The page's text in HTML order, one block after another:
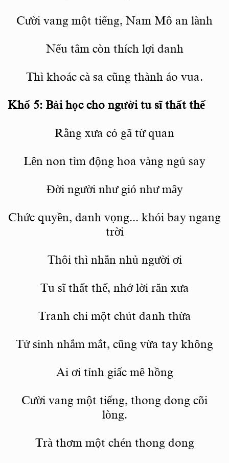
Cười vang một tiếng, Nam Mô an lành
Nếu tâm còn thích lợi danh
Thì khoác cà sa cũng thành áo vua.
Khổ 5: Bài học cho người tu sĩ thất thế
Rằng xưa có gã từ quan
Lên non tìm động hoa vàng ngủ say
Đời người như gió như mây
Chức quyền, danh vọng... khói bay ngang
trời
Thôi thì nhắn nhủ người ơi
Tu sĩ thất thế, nhớ lời răn xưa
Tranh chi một chút danh thừa
Tử sinh nhắm mắt, cũng vừa tay không
Ai ơi tỉnh giấc mê hồng
Cười vang một tiếng, thong dong cõi
lòng.
Trà thơm một chén thong dong